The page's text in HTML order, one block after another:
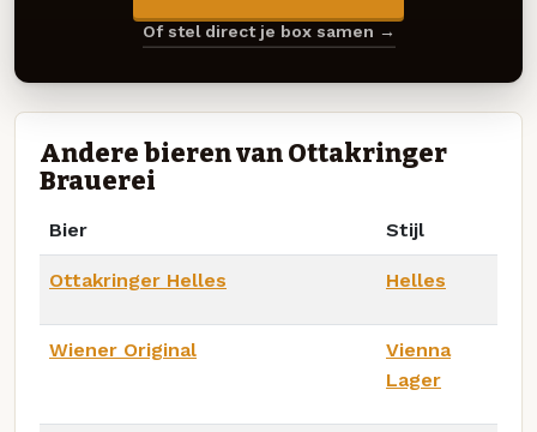
Of stel direct je box samen →
Andere bieren van Ottakringer
Brauerei
Bier Stijl
Ottakringer Helles Helles
Wiener Original
Vienna
Lager